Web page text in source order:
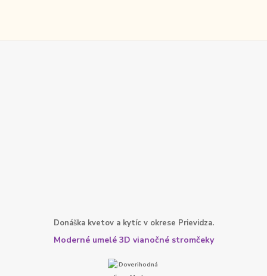
Donáška kvetov a kytíc v okrese Prievidza.
Moderné umelé 3D vianočné stromčeky